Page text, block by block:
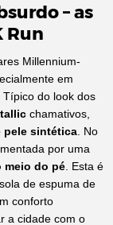
– as
Run
Millennium-
em
Típico do look dos
chamativos,
pele sintética. No
por uma
meio do pé. Esta é
de espuma de
conforto
a cidade com o